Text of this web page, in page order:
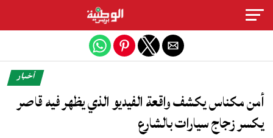
أخبار
أمن مكناس يكشف واقعة الفيديو الذي يظهر فيه قاصر
يكسر زجاج سيارات بالشارع
Exit mobile version